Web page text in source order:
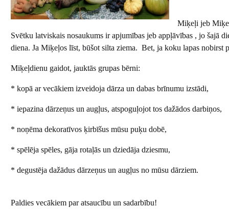
Miķeļi jeb
Svētku latviskais nosaukums ir apjumības jeb appļāvības , jo šajā
diena. Ja Miķeļos līst, būšot silta ziema. Bet, ja koku lapas nobirst
Miķeļdienu gaidot, jauktās grupas bērni:
* kopā ar vecākiem izveidoja dārza un dabas brīnumu izstādi,
* iepazina dārzeņus un augļus, atspoguļojot tos dažādos darbiņos,
* noņēma dekoratīvos ķirbīšus mūsu puķu dobē,
* spēlēja spēles, gāja rotaļās un dziedāja dziesmu,
* degustēja dažādus dārzeņus un augļus no mūsu dārziem.
Paldies vecākiem par atsaucību un sadarbību!